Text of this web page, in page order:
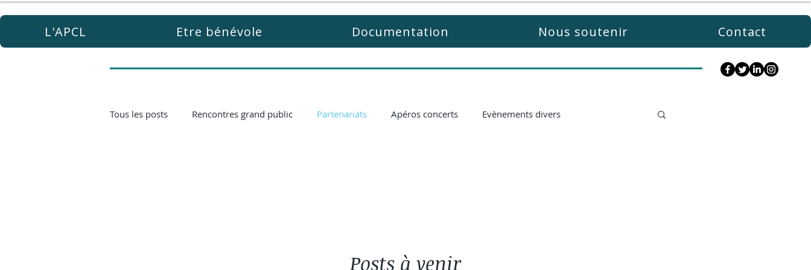
L'APCL Etre bénévole Documentation Nous soutenir Contact
Tous les posts Rencontres grand public Partenariats Apéros concerts Evènements divers
Posts à venir